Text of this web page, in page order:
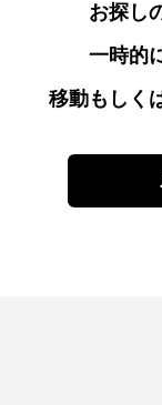
お探し
一時的
移動もしく